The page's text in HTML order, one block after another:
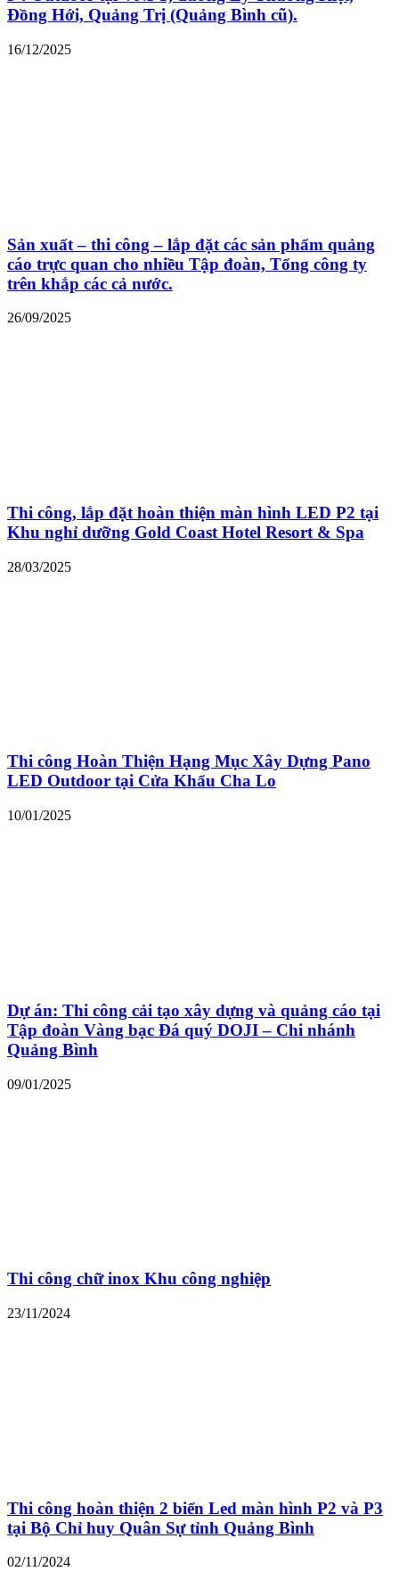
Đồng Hới, Quảng Trị (Quảng Bình cũ).
16/12/2025
Sản xuất – thi công – lắp đặt các sản phẩm quảng
cáo trực quan cho nhiều Tập đoàn, Tổng công ty
trên khắp các cả nước.
26/09/2025
Thi công, lắp đặt hoàn thiện màn hình LED P2 tại
Khu nghỉ dưỡng Gold Coast Hotel Resort & Spa
28/03/2025
Thi công Hoàn Thiện Hạng Mục Xây Dựng Pano
LED Outdoor tại Cửa Khẩu Cha Lo
10/01/2025
Dự án: Thi công cải tạo xây dựng và quảng cáo tại
Tập đoàn Vàng bạc Đá quý DOJI – Chi nhánh
Quảng Bình
09/01/2025
Thi công chữ inox Khu công nghiệp
23/11/2024
Thi công hoàn thiện 2 biển Led màn hình P2 và P3
tại Bộ Chỉ huy Quân Sự tỉnh Quảng Bình
02/11/2024